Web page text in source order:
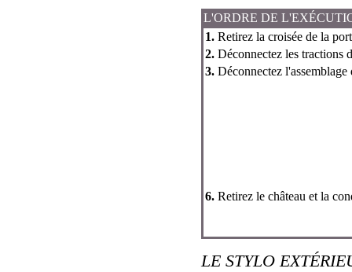
L'ORDRE DE
1. Retirez la croisée de la
2. Déconnectez les tractions
3. Déconnectez
6. Retirez le château et la
LE STYLO